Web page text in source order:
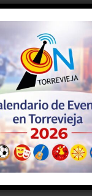
POR
19
El futuro Centro Cívico
un paso decisivo con
proyecto por cerca de
07/08/2026